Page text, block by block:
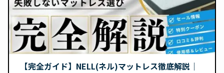
【完全ガイド】NELL(ネル)マットレス徹底解説｜